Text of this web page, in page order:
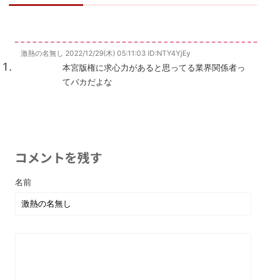
激熱の名無し 2022/12/29(木) 05:11:03 ID:NTY4YjEy
本宮版権に求心力があると思ってる業界関係者っ
てバカだよな
コメントを残す
名前